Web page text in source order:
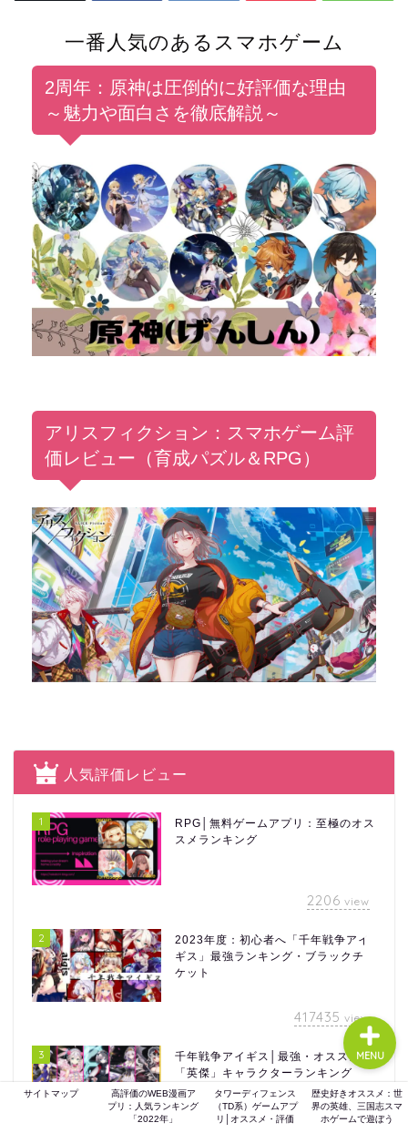
一番人気のあるスマホゲーム
2周年：原神は圧倒的に好評価な理由
～魅力や面白さを徹底解説～
アリスフィクション：スマホゲーム評
価レビュー（育成パズル＆RPG）
人気評価レビュー
1
RPG│無料ゲームアプリ：至極のオス
スメランキング
2206 view
2
2023年度：初心者へ「千年戦争アイ
ギス」最強ランキング・ブラックチ
ケット
417435 view
3
千年戦争アイギス│最強・オススメ
「英傑」キャラクターランキング
サイトマップ
高評価のWEB漫画ア
プリ：人気ランキング
「2022年」
タワーディフェンス
（TD系）ゲームアプ
リ│オススメ・評価
歴史好きオススメ：世
界の英雄、三国志スマ
ホゲームで遊ぼう
MENU
ホーム
ゲーム評価
ガジェット
comic